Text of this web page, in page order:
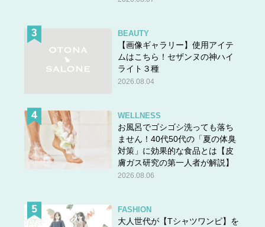
大人の女性がもっとも取り入れやすいチェック柄といって
も過言ではありません。それなのに、ちょっと古臭いとい
うイメージが出てしまうのは、今のトレンドデザインから
外れてしまっているから。今季の春夏はマドラスチェック
チェックとまた細かく複雑なデザインのチェックが流行す
るのでシンプルなウィンドペーンチェックは少し毛色が違
った印象に。
ィンドペーンチェックシャツがクローゼットに残っている
可能性があるので、見つけた場合はそろそろサヨナラを。
BEAUTY
【画像ギャラリー】使用アイテ
ムはこちら！セザンヌの神ハイ
ライト３種
2026.08.04
WELLNESS
お風呂でゴシゴシ洗っても落ち
ません！40代50代の「夏の体臭
対策」に効果的な食品とは【皮
膚ガス研究の第一人者が解説】
2026.08.06
FASHION
大人世代が【Tシャツワンピ】を